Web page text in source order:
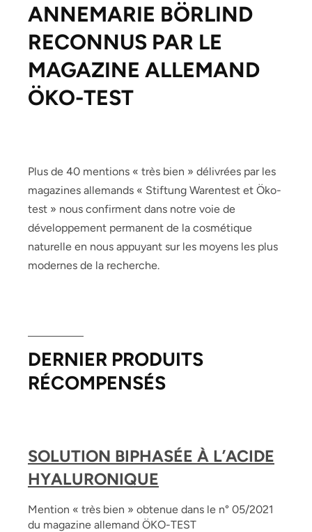
ANNEMARIE BÖRLIND
RECONNUS PAR LE
MAGAZINE ALLEMAND
ÖKO-TEST
Plus de 40 mentions « très bien » délivrées par les
magazines allemands « Stiftung Warentest et Öko-
test » nous confirment dans notre voie de
développement permanent de la cosmétique
naturelle en nous appuyant sur les moyens les plus
modernes de la recherche.
DERNIER PRODUITS
RÉCOMPENSÉS
SOLUTION BIPHASÉE À L’ACIDE
HYALURONIQUE
Mention « très bien » obtenue dans le n° 05/2021
du magazine allemand ÖKO-TEST